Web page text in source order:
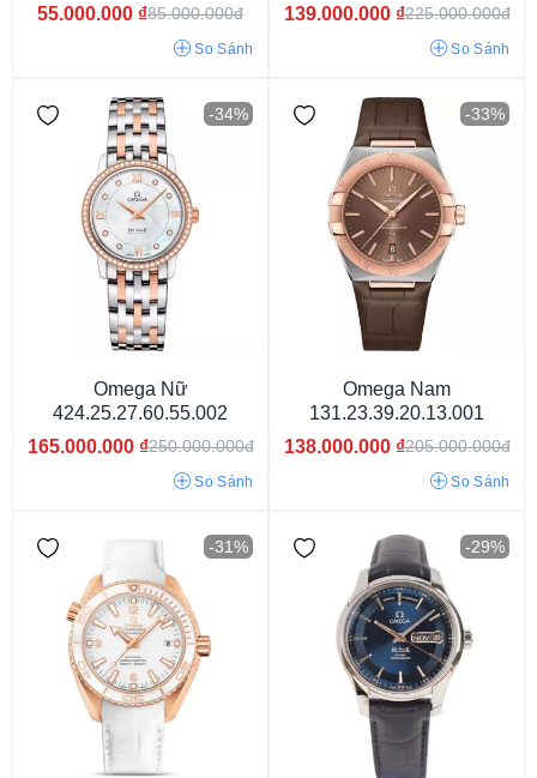
Dưới 29 mm 29 - 33 mm 33 - 37 mm 37 - 40 mm
42 - 45 mm Trên 45 mm
Vỏ màu vàng
Vỏ màu bạc
Vỏ màu trắng
55.000.000 ₫85.000.000đ
So Sánh
139.000.000 ₫225.000.000đ
So Sánh
-34%
Omega Nữ
424.25.27.60.55.002
165.000.000 ₫250.000.000đ
So Sánh
-33%
Omega Nam
131.23.39.20.13.001
138.000.000 ₫205.000.000đ
So Sánh
-31% -29%